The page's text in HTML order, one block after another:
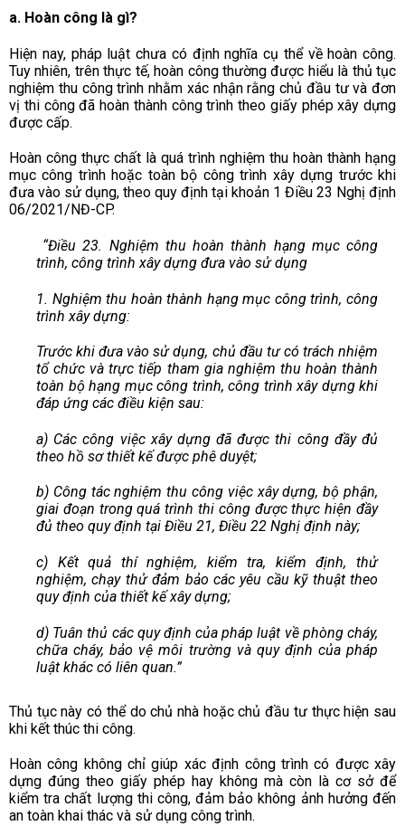
a. Hoàn công là gì?
Hiện nay, pháp luật chưa có định nghĩa cụ thể về hoàn công.
Tuy nhiên, trên thực tế, hoàn công thường được hiểu là thủ tục
nghiệm thu công trình nhằm xác nhận rằng chủ đầu tư và đơn
vị thi công đã hoàn thành công trình theo giấy phép xây dựng
được cấp.
Hoàn công thực chất là quá trình nghiệm thu hoàn thành hạng
mục công trình hoặc toàn bộ công trình xây dựng trước khi
đưa vào sử dụng, theo quy định tại khoản 1 Điều 23 Nghị định
06/2021/NĐ-CP.
“Điều 23. Nghiệm thu hoàn thành hạng mục công
trình, công trình xây dựng đưa vào sử dụng
1. Nghiệm thu hoàn thành hạng mục công trình, công
trình xây dựng:
Trước khi đưa vào sử dụng, chủ đầu tư có trách nhiệm
tổ chức và trực tiếp tham gia nghiệm thu hoàn thành
toàn bộ hạng mục công trình, công trình xây dựng khi
đáp ứng các điều kiện sau:
a) Các công việc xây dựng đã được thi công đầy đủ
theo hồ sơ thiết kế được phê duyệt;
b) Công tác nghiệm thu công việc xây dựng, bộ phận,
giai đoạn trong quá trình thi công được thực hiện đầy
đủ theo quy định tại Điều 21, Điều 22 Nghị định này;
c) Kết quả thí nghiệm, kiểm tra, kiểm định, thử
nghiệm, chạy thử đảm bảo các yêu cầu kỹ thuật theo
quy định của thiết kế xây dựng;
d) Tuân thủ các quy định của pháp luật về phòng cháy,
chữa cháy, bảo vệ môi trường và quy định của pháp
luật khác có liên quan.”
Thủ tục này có thể do chủ nhà hoặc chủ đầu tư thực hiện sau
khi kết thúc thi công.
Hoàn công không chỉ giúp xác định công trình có được xây
dựng đúng theo giấy phép hay không mà còn là cơ sở để
kiểm tra chất lượng thi công, đảm bảo không ảnh hưởng đến
an toàn khai thác và sử dụng công trình.